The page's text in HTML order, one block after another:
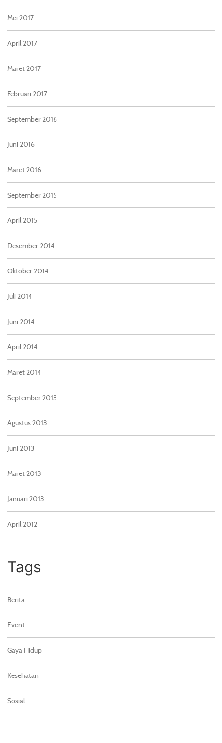
Mei 2017
April 2017
Maret 2017
Februari 2017
September 2016
Juni 2016
Maret 2016
September 2015
April 2015
Desember 2014
Oktober 2014
Juli 2014
Juni 2014
April 2014
Maret 2014
September 2013
Agustus 2013
Juni 2013
Maret 2013
Januari 2013
April 2012
Tags
Berita
Event
Gaya Hidup
Kesehatan
Sosial